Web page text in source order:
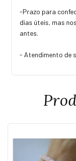
-Prazo para
dias úteis, mas
antes.
- Atendimento de